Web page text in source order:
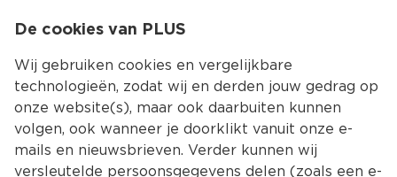
Kies jouw
Zoekresultaten voor ‘’
De cookies van PLUS
Wij gebruiken cookies en vergelijkbare
technologieën, zodat wij en derden jouw gedrag op
onze website(s), maar ook daarbuiten kunnen
volgen, ook wanneer je doorklikt vanuit onze e-
mails en nieuwsbrieven. Verder kunnen wij
versleutelde persoonsgegevens delen (zoals een e-